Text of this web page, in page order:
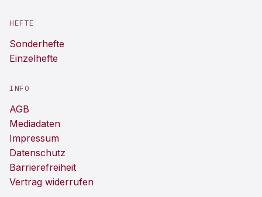
HEFTE
Sonderhefte
Einzelhefte
INFO
AGB
Mediadaten
Impressum
Datenschutz
Barrierefreiheit
Vertrag widerrufen